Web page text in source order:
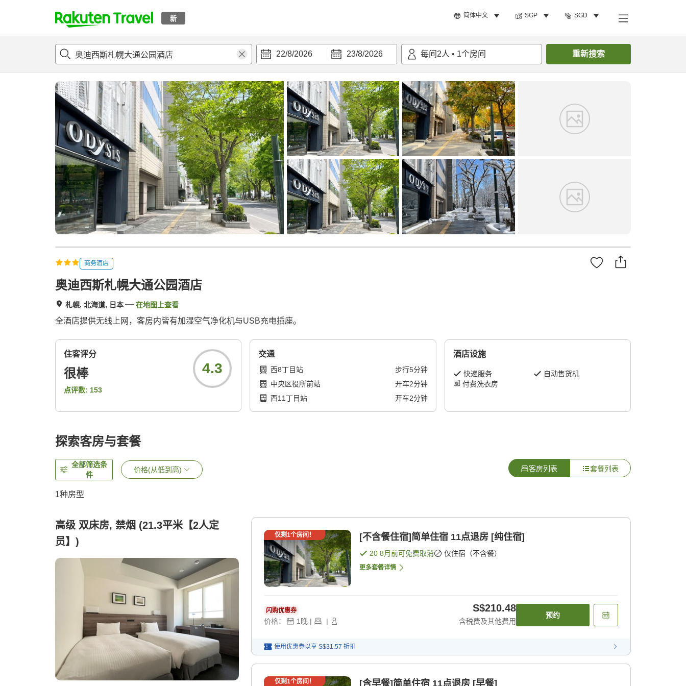
新 简体中文 SGP SGD
t
p
a
g
s
e
a
r
c
h
22/8/2026 23/8/2026 每间 2人 • 1个房间 重新搜索
概况 客房及住宿套餐评论亮点 设施 搜索客房
商务酒店
奥迪西斯札幌大通公园酒店
札幌, 北海道, 日本 在地图上查看
全酒店提供无线上网，客房内皆有加湿空气净化机与USB充电插座。
住客评分
很棒
点评数: 153
4.3
交通
西8丁目站 步行5分钟
中央区役所前站
开车2分钟
西11丁目站
开车2分钟
酒店设施
快递服务
自动售货机
付费洗衣房
探索客房与套餐
全部筛选条
件
价格(从低到高) 客房列表 套餐列表
1种房型
高级 双床房, 禁烟 (21.3平米【2人定
员】)
仅剩1个房间！ [不含餐住宿]简单住宿 11点退房 [纯住宿]
20 8月前可免费取消 仅住宿（不含餐）
更多套餐详情
闪购优惠券
价格： 1晚 | |
S$210.48
含税费及其他费用
预约
使用优惠券以享 S$31.57 折扣
仅剩1个房间！ [含早餐]简单住宿 11点退房 [早餐]